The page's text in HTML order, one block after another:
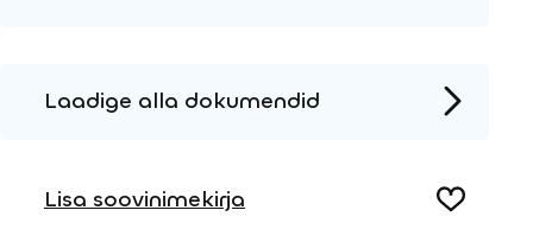
Laadige alla dokumendid
Lisa soovinimekirja